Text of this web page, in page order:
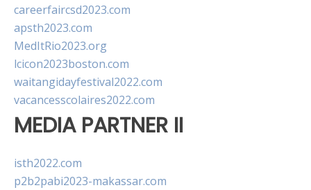
careerfaircsd2023.com
apsth2023.com
MedItRio2023.org
lcicon2023boston.com
waitangidayfestival2022.com
vacancesscolaires2022.com
MEDIA PARTNER II
isth2022.com
p2b2pabi2023-makassar.com